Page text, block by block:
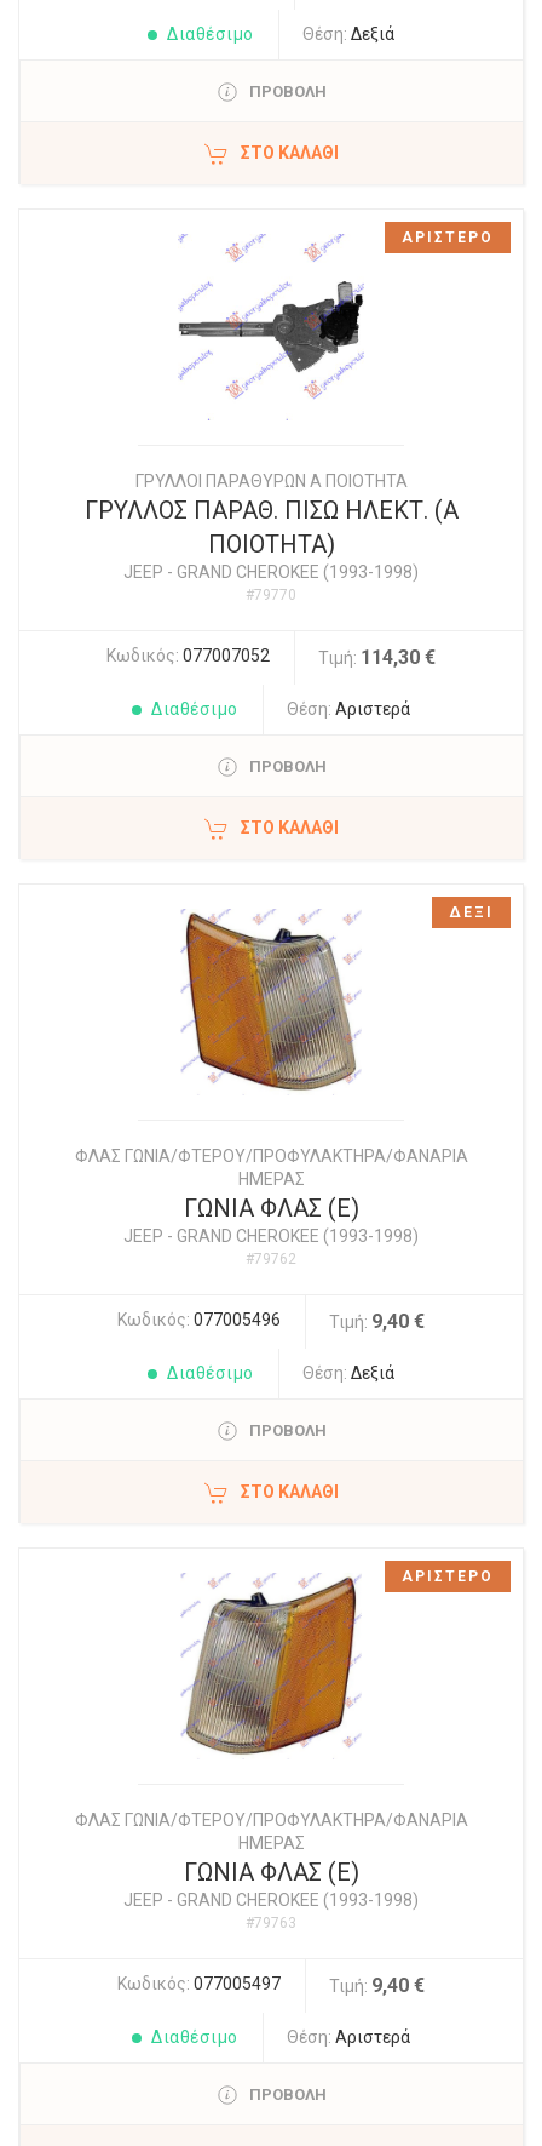
Διαθέσιμο Θέση: Δεξιά
ΠΡΟΒΟΛΗ
ΣΤΟ ΚΑΛΆΘΙ
ΓΡΥΛΛΟΙ ΠΑΡΑΘΥΡΩΝ Α ΠΟΙΟΤΗΤΑ
ΓΡΥΛΛΟΣ ΠΑΡΑΘ. ΠΙΣΩ ΗΛΕΚΤ. (Α
ΠΟΙΟΤΗΤΑ)
JEEP - GRAND CHEROKEE (1993-1998)
#79770
Κωδικός: 077007052 Τιμή: 114,30 €
Διαθέσιμο Θέση: Αριστερά
ΠΡΟΒΟΛΗ
ΣΤΟ ΚΑΛΆΘΙ
ΑΡΙΣΤΕΡΟ
ΦΛΑΣ ΓΩΝΙΑ/ΦΤΕΡΟΥ/ΠΡΟΦΥΛΑΚΤΗΡΑ/ΦΑΝΑΡΙΑ
ΗΜΕΡΑΣ
ΓΩΝΙΑ ΦΛΑΣ (Ε)
JEEP - GRAND CHEROKEE (1993-1998)
#79762
Κωδικός: 077005496 Τιμή: 9,40 €
Διαθέσιμο Θέση: Δεξιά
ΠΡΟΒΟΛΗ
ΣΤΟ ΚΑΛΆΘΙ
ΔΕΞΙ
ΦΛΑΣ ΓΩΝΙΑ/ΦΤΕΡΟΥ/ΠΡΟΦΥΛΑΚΤΗΡΑ/ΦΑΝΑΡΙΑ
ΗΜΕΡΑΣ
ΓΩΝΙΑ ΦΛΑΣ (Ε)
JEEP - GRAND CHEROKEE (1993-1998)
#79763
Κωδικός: 077005497 Τιμή: 9,40 €
Διαθέσιμο Θέση: Αριστερά
ΠΡΟΒΟΛΗ
ΑΡΙΣΤΕΡΟ